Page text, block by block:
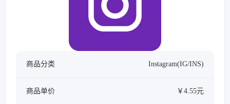
商品分类 Instagram(IG/INS)
商品单价 ￥4.55元